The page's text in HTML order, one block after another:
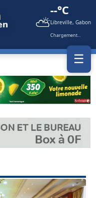
⛅
--°C
Libreville, Gabon
Chargement...
☰